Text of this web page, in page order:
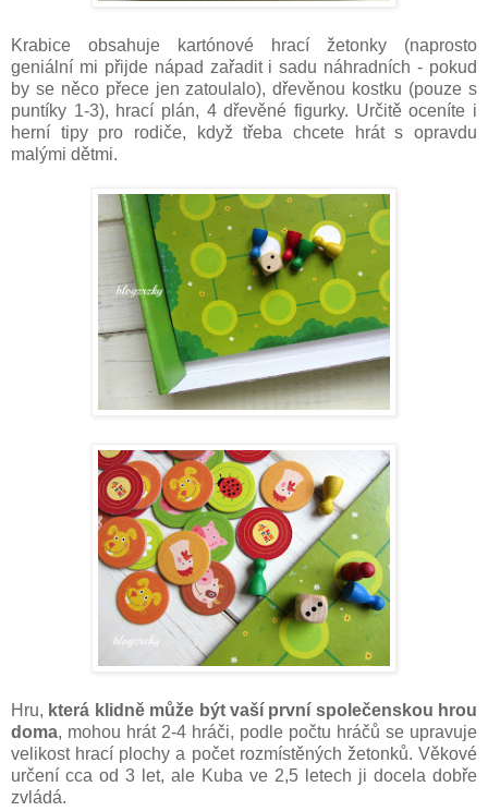
Krabice obsahuje kartónové hrací žetonky (naprosto
geniální mi přijde nápad zařadit i sadu náhradních - pokud
by se něco přece jen zatoulalo), dřevěnou kostku (pouze s
puntíky 1-3), hrací plán, 4 dřevěné figurky. Určitě oceníte i
herní tipy pro rodiče, když třeba chcete hrát s opravdu
malými dětmi.
Hru, která klidně může být vaší první společenskou hrou
doma, mohou hrát 2-4 hráči, podle počtu hráčů se upravuje
velikost hrací plochy a počet rozmístěných žetonků. Věkové
určení cca od 3 let, ale Kuba ve 2,5 letech ji docela dobře
zvládá.